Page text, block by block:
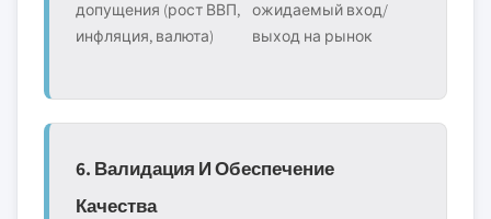
допущения (рост ВВП,
инфляция, валюта)
ожидаемый вход/
выход на рынок
6. Валидация И Обеспечение
Качества